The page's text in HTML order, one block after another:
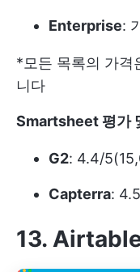
Enterprise:
*모든 목록의 가격
니다
Smartsheet 평가
G2: 4.4/
Capterra:
13.